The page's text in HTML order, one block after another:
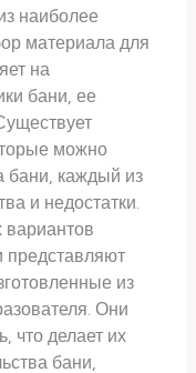
наиболее
материала для
на
бани, ее
можно
бани, каждый из
и недостатки.
представляют
из
Они
что делает их
бани,